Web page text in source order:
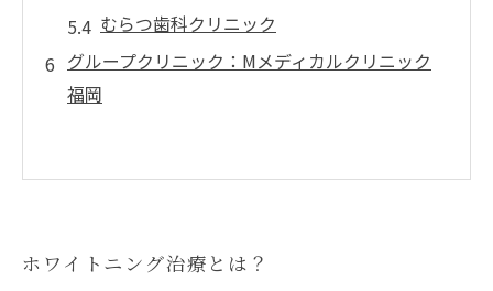
むらつ歯科クリニック
グループクリニック：Mメディカルクリニック
福岡
ホワイトニング治療とは？